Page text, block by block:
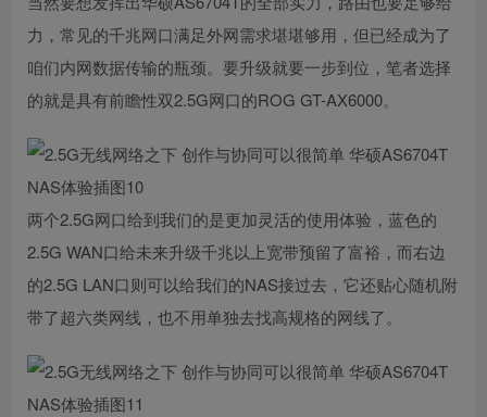
力，常见的千兆网口满足外网需求堪堪够用，但已经成为了
咱们内网数据传输的瓶颈。要升级就要一步到位，笔者选择
的就是具有前瞻性双2.5G网口的ROG GT-AX6000。
两个2.5G网口给到我们的是更加灵活的使用体验，蓝色的
2.5G WAN口给未来升级千兆以上宽带预留了富裕，而右边
的2.5G LAN口则可以给我们的NAS接过去，它还贴心随机附
带了超六类网线，也不用单独去找高规格的网线了。